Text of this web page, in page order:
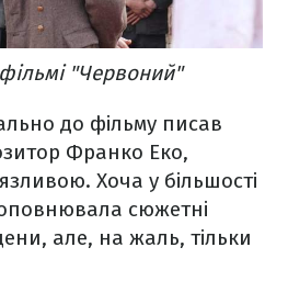
"Червоний"
до фільму писав
Франко Еко,
Хоча у більшості
сюжетні
але, на жаль, тільки